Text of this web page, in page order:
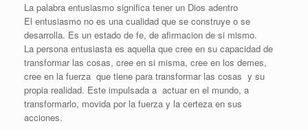
La palabra entusiasmo significa tener un Dios adentro
El entusiasmo no es una cualidad que se construye o se
desarrolla. Es un estado de fe, de afirmacion de si mismo.
La persona entusiasta es aquella que cree en su capacidad de
transformar las cosas, cree en si misma, cree en los demes,
cree en la fuerza que tiene para transformar las cosas y su
propia realidad. Este impulsada a actuar en el mundo, a
transformarlo, movida por la fuerza y la certeza en sus
acciones.